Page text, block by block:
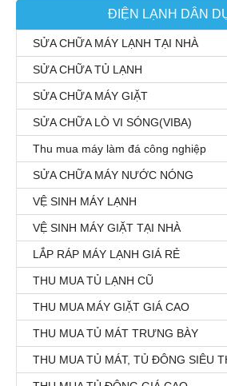
ĐIỆN LẠNH DÂN
SỬA CHỮA MÁY LẠNH TẠI NHÀ
SỬA CHỮA TỦ LẠNH
SỬA CHỮA MÁY GIẶT
SỬA CHỮA LÒ VI SÓNG(VIBA)
Thu mua máy làm đá công nghiệp
SỬA CHỮA MÁY NƯỚC NÓNG
VỆ SINH MÁY LẠNH
VỆ SINH MÁY GIẶT TẠI NHÀ
LẮP RÁP MÁY LẠNH GIÁ RẺ
THU MUA TỦ LẠNH CŨ
THU MUA MÁY GIẶT GIÁ CAO
THU MUA TỦ MÁT TRƯNG BÀY
THU MUA TỦ MÁT, TỦ ĐÔNG SIÊU